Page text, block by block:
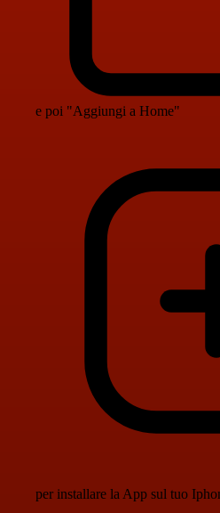
e poi "Aggiungi a Home"
per installare la App sul tuo